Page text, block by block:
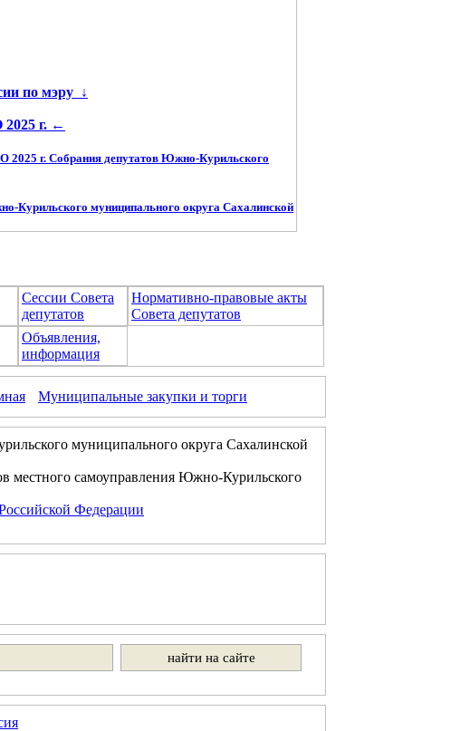
по мэру ↓
г. ←
г. Собрания депутатов Южно-Курильского
Курильского муниципального округа Сахалинской
Сессии Совета
депутатов
Нормативно-правовые акты
Совета депутатов
Объявления,
информация
Муниципальные закупки и торги
муниципального округа Сахалинской
местного самоуправления Южно-Курильского
Федерации